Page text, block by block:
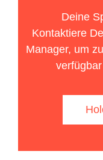
Deine
Kontaktiere
Manager, um